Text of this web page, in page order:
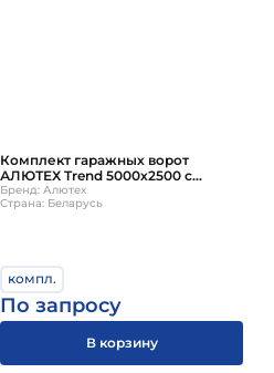
Комплект гаражных ворот
АЛЮТЕХ Trend 5000х2500 с
ручным управлением
Бренд: Алютех
Страна: Беларусь
компл.
По запросу
В корзину